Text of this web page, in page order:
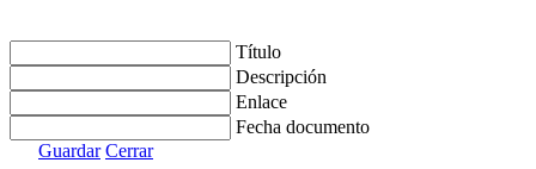
Título
Descripción
Enlace
Fecha documento
Guardar Cerrar